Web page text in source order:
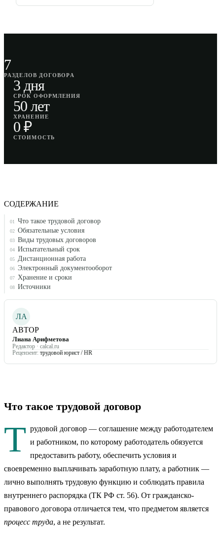
7
РАЗДЕЛОВ ДОГОВОРА
3 дня
СРОК ОФОРМЛЕНИЯ
50 лет
ХРАНЕНИЕ
0 ₽
СТОИМОСТЬ
СОДЕРЖАНИЕ
01 Что такое трудовой договор
02 Обязательные условия
03 Виды трудовых договоров
04 Испытательный срок
05 Дистанционная работа
06 Электронный документооборот
07 Хранение и сроки
08 Источники
ЛА
АВТОР
Лиана Арифметова
Редактор · calcal.ru
Рецензент: трудовой юрист / HR
Что такое трудовой договор
Т рудовой договор — соглашение между работодателем
и работником, по которому работодатель обязуется
предоставить работу, обеспечить условия и
своевременно выплачивать заработную плату, а работник —
лично выполнять трудовую функцию и соблюдать правила
внутреннего распорядка (ТК РФ ст. 56). От гражданско-
правового договора отличается тем, что предметом является
процесс труда, а не результат.